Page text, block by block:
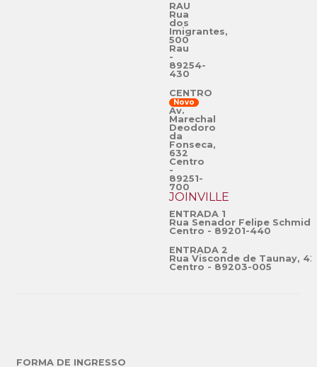
RAU
Rua
dos
Imigrantes,
500
Rau
-
89254-
430
CENTRO
Novo
Av.
Marechal
Deodoro
da
Fonseca,
632
Centro
-
89251-
700
JOINVILLE
ENTRADA 1
Rua Senador Felipe
Centro - 89201-440
ENTRADA 2
Rua Visconde de Taunay,
Centro - 89203-005
FORMA DE INGRESSO